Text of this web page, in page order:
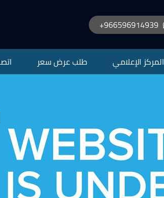
966596914939+
المركز الإعلامي طلب عرض سعر